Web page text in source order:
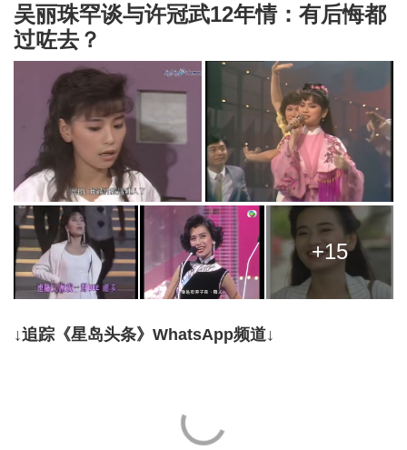
吴丽珠罕谈与许冠武12年情：有后悔都
过咗去？
+15
↓追踪《星岛头条》WhatsApp频道↓